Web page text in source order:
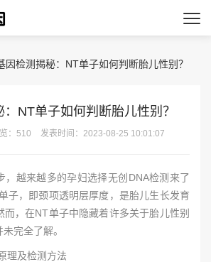
因检测揭秘：NT单子如何判断胎儿性别？
NT单子如何判断胎儿性别？
：510 发表时间：2023-08-25 10:01:07
越来越多的孕妇选择无创DNA检测来了
子，即颈项透明层厚度，是胎儿生长发育
而，在NT单子中隐藏着许多关于胎儿性别
完全了解。
及检测方法